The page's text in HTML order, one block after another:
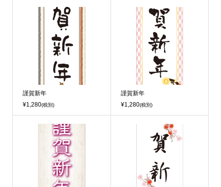
謹賀新年
¥1,280(税別)
謹賀新年
¥1,280(税別)